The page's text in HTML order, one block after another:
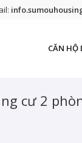
CĂN HỘ
cư 2